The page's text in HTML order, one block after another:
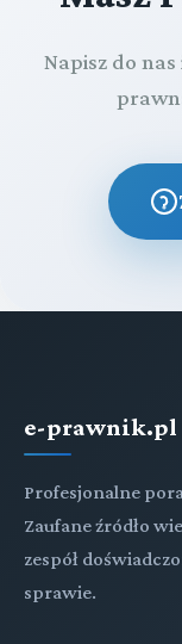
Napisz do
e-prawnik.pl
Profesjonalne
Zaufane źródło
zespół
sprawie.